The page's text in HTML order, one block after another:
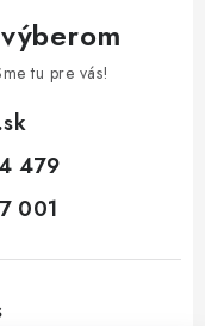
tu pre vás!
479
001